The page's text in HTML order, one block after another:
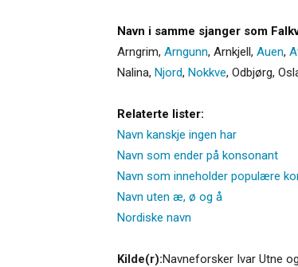
Navn i samme sjanger som
Arngrim, Arngunn, Arnkjell, Auen,
Nalina, Njord, Nokkve, Odbjørg,
Relaterte lister:
Navn kanskje ingen har
Navn som ender på konsonant
Navn som inneholder populære
Navn uten æ, ø og å
Nordiske navn
Kilde(r):Navneforsker Ivar Utne